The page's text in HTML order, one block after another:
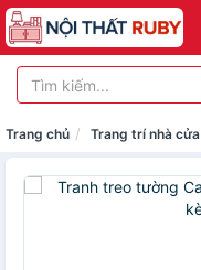
Trang chủ Trang trí nhà cửa